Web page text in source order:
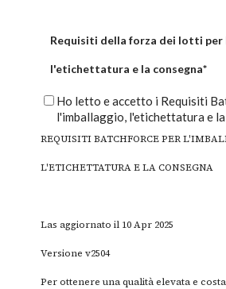
Requisiti della forza dei lotti per
l'etichettatura e la consegna*
Ho letto e accetto i Requisiti
l'imballaggio, l'etichettatura e
REQUISITI BATCHFORCE PER
L'ETICHETTATURA E LA CONSEGNA
Las aggiornato il 10 Apr 2025
Versione v2504
Per ottenere una qualità elevata e